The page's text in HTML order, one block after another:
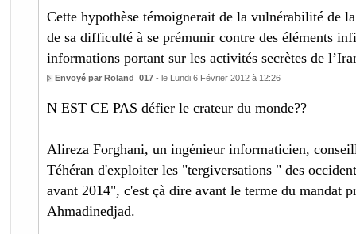
Cette hypothèse témoignerait de la vulnérabilité de
de sa difficulté à se prémunir contre des éléments
informations portant sur les activités secrètes de
Envoyé par Roland_017- le Lundi 6 Février 2012 à 12:26
N EST CE PAS défier le crateur du monde??
Alireza Forghani, un ingénieur informaticien,
Téhéran d'exploiter les "tergiversations " des
avant 2014", c'est çà dire avant le terme du mandat
Ahmadinedjad.